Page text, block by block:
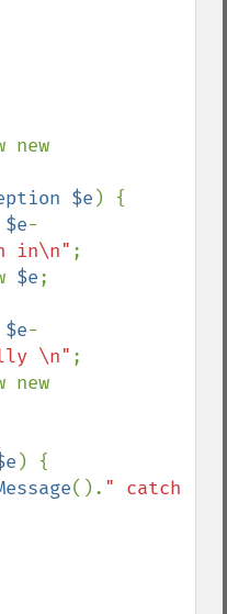
$e ) {
$e-
in\n" ;
$e;
$e-
\n" ;
) {
(). " catch